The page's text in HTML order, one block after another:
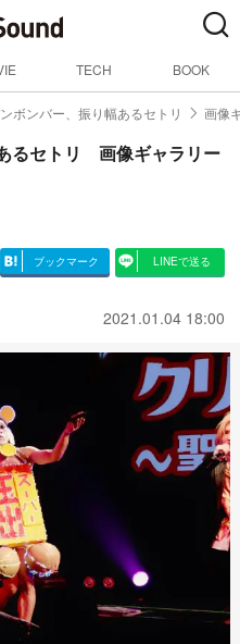
TECH BOOK
ボンバー、振り幅あるセトリ 画像
るセトリ 画像ギャラリー
ブックマーク LINEで送る
2021.01.04 18:00